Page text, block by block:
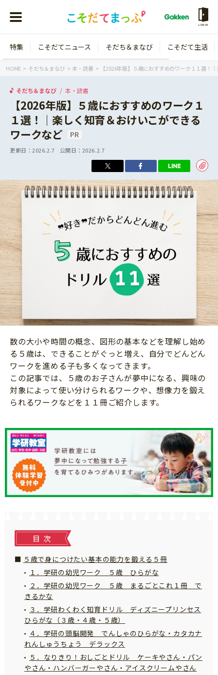
LOGIN
年齢から探す
3歳
年中
年長
小学1年生
小学2年生
小学3年生
小学4年生
小学5年生
小学6年生
こそだてニュース
ニュース
そだち＆まなび
ワーク・ドリル
幼稚園・保育園
科学・プログラミング
絵本・読み聞かせ
自由研究・工作
読書感想文
本・読書
運動・あそび・ゲーム
英語
知育
こそだて生活
ファッション・美容
親子でいっしょに
人間関係
おでかけ
家族
料理
健康
こそだてマンガ
「こそだてまっぷ」とは
サイトのご利⽤にあたって
特集 こそだてニュース そだち＆まなび こそだて生活
HOME そだち＆まなび 本・読書 【2026年版】５歳におすすめのワーク１１選！
そだち＆まなび 本・読書
【2026年版】５歳におすすめのワーク１
１選！｜楽しく知育＆おけいこができる
ワークなど
更新日：2026.2.7 公開日： 2026.2.7
数の大小や時間の概念、図形の基本などを理解し始め
る５歳は、できることがぐっと増え、自分でどんどん
ワークを進める子も多くなってきます。
この記事では、５歳のお子さんが夢中になる、興味の
対象によって使い分けられるワークや、想像力を鍛え
られるワークなどを１１冊ご紹介します。
目次
５歳で身につけたい基本の能力を鍛える５冊
１．学研の幼児ワーク ５歳 ひらがな
２．学研の幼児ワーク ５歳 まるごとこれ１冊 で
きるかな
３．学研わくわく知育ドリル ディズニープリンセス
ひらがな（３歳・４歳・５歳）
４．学研の頭脳開発 でんしゃのひらがな・カタカナ
れんしゅうちょう デラックス
５．なりきり！おしごとドリル ケーキやさん・パン
やさん・ハンバーガーやさん・アイスクリームやさん